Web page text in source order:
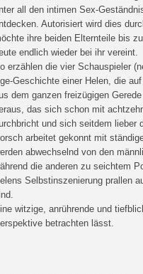
all den intimen Sex-
Autorisiert wird dies
ihre beiden Elternteile bis
endlich wieder bei ihr vereint.
erzählen die vier Schauspieler
Geschichte einer Helen, die
dem ganzen freizügigen
das sich schon mit
und sich seitdem lieber
arbeitet gekonnt mit
abwechselnd von den
die anderen zu seichtem
Selbstinszenierung prallen
witzige, anrührende und
betrachten lässt.